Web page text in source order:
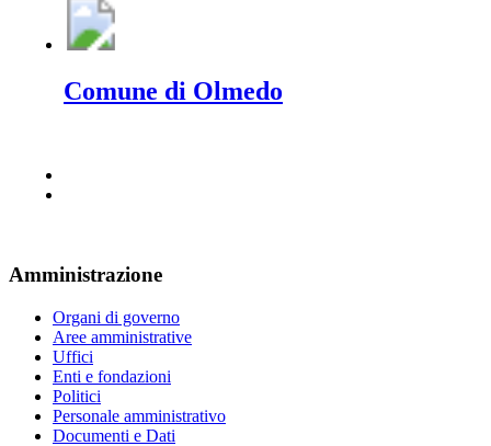
Comune di Olmedo
Amministrazione
Organi di governo
Aree amministrative
Uffici
Enti e fondazioni
Politici
Personale amministrativo
Documenti e Dati